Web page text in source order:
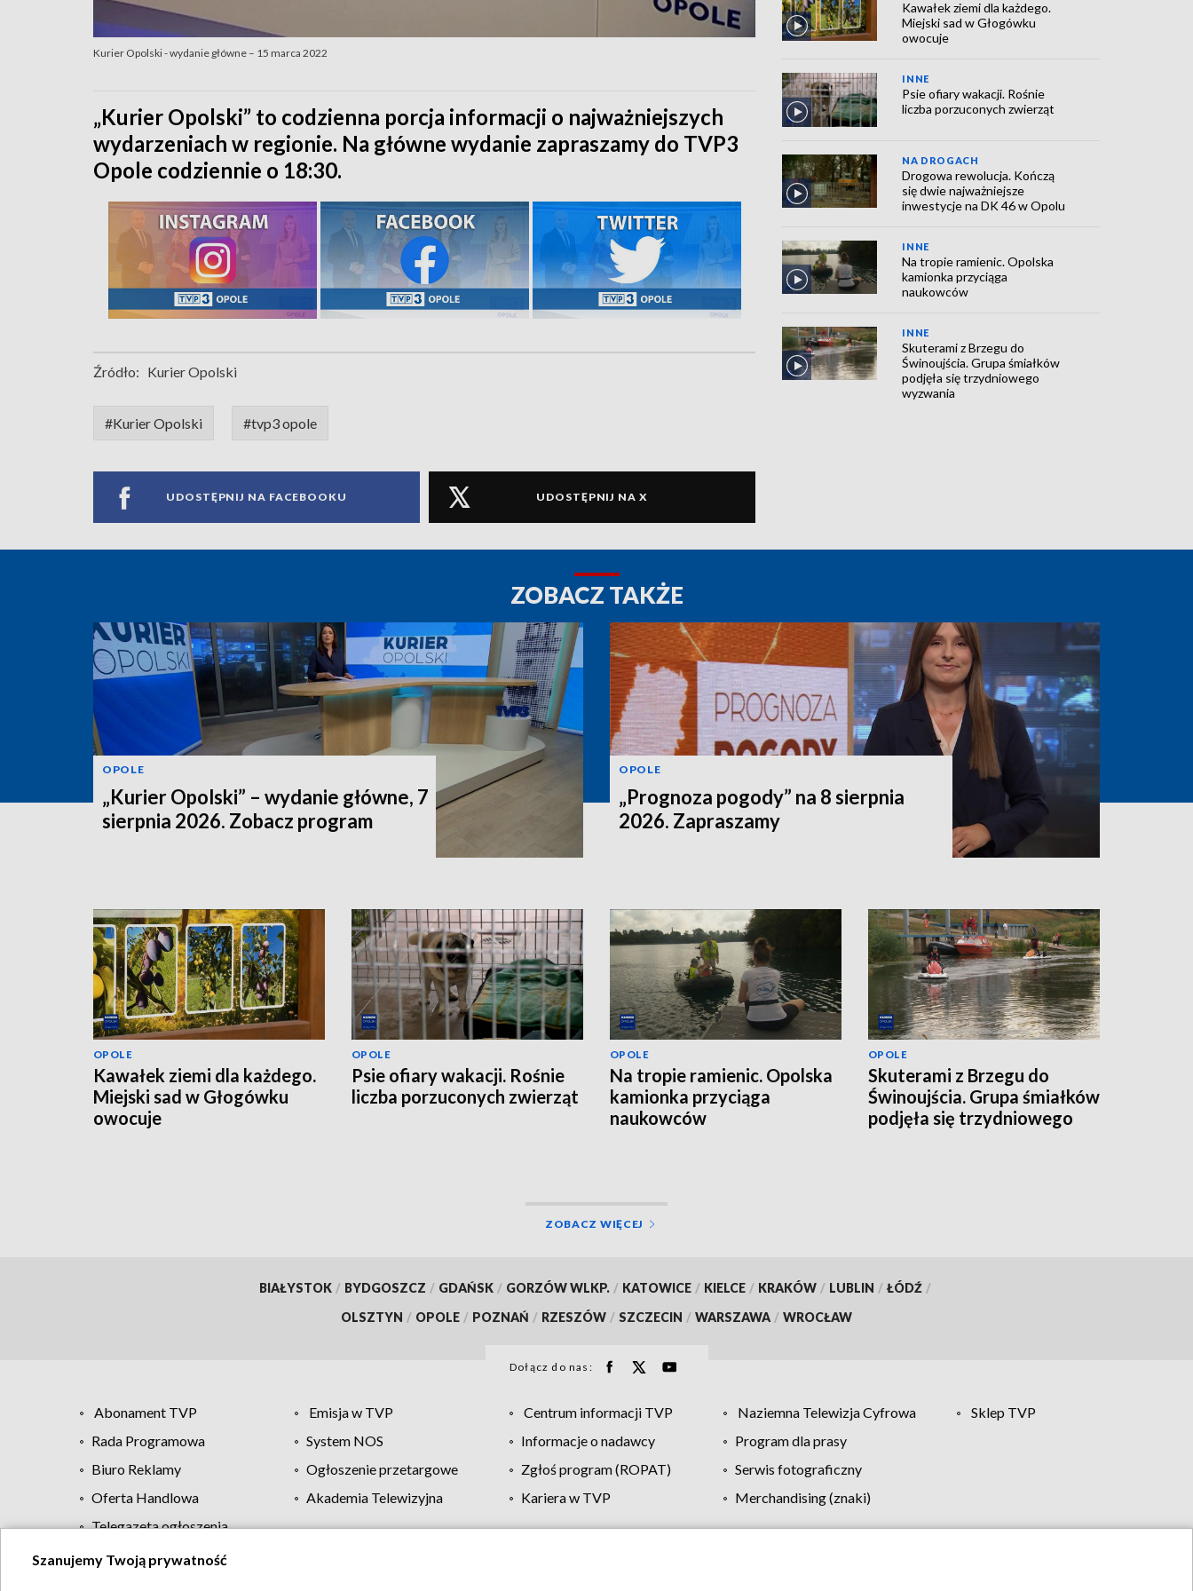
Kurier Opolski - wydanie główne – 15 marca 2022
„Kurier Opolski” to codzienna porcja informacji o najważniejszych
wydarzeniach w regionie. Na główne wydanie zapraszamy do TVP3
Opole codziennie o 18:30.
Źródło: Kurier Opolski
#Kurier Opolski #tvp3 opole
UDOSTĘPNIJ NA FACEBOOKU UDOSTĘPNIJ NA X
Kawałek ziemi dla każdego.
Miejski sad w Głogówku
owocuje
INNE
Psie ofiary wakacji. Rośnie
liczba porzuconych zwierząt
NA DROGACH
Drogowa rewolucja. Kończą
się dwie najważniejsze
inwestycje na DK 46 w Opolu
INNE
Na tropie ramienic. Opolska
kamionka przyciąga
naukowców
INNE
Skuterami z Brzegu do
Świnoujścia. Grupa śmiałków
podjęła się trzydniowego
wyzwania
ZOBACZ TAKŻE
OPOLE
„Kurier Opolski” – wydanie główne, 7
sierpnia 2026. Zobacz program
OPOLE
„Prognoza pogody” na 8 sierpnia
2026. Zapraszamy
OPOLE
Kawałek ziemi dla każdego.
Miejski sad w Głogówku
owocuje
OPOLE
Psie ofiary wakacji. Rośnie
liczba porzuconych zwierząt
OPOLE
Na tropie ramienic. Opolska
kamionka przyciąga
naukowców
OPOLE
Skuterami z Brzegu do
Świnoujścia. Grupa śmiałków
podjęła się trzydniowego
ZOBACZ WIĘCEJ
BIAŁYSTOK / BYDGOSZCZ / GDAŃSK / GORZÓW WLKP. / KATOWICE / KIELCE / KRAKÓW / LUBLIN / ŁÓDŹ /
OLSZTYN / OPOLE / POZNAŃ / RZESZÓW / SZCZECIN / WARSZAWA / WROCŁAW
Dołącz do nas:
Abonament TVP Emisja w TVP Centrum informacji TVP Naziemna Telewizja Cyfrowa
Sklep TVP
Rada Programowa
System NOS Informacje o nadawcy
Program dla prasy
Biuro Reklamy
Ogłoszenie przetargowe Zgłoś program (ROPAT)
Serwis fotograficzny
Oferta Handlowa
Akademia Telewizyjna Kariera w TVP
Merchandising (znaki)
Telegazeta ogłoszenia
Szanujemy Twoją prywatność